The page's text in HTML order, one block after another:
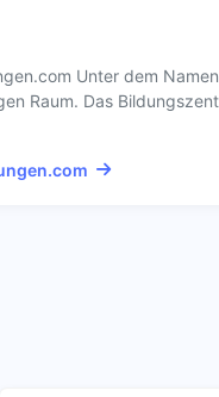
Unter dem
Raum. Das